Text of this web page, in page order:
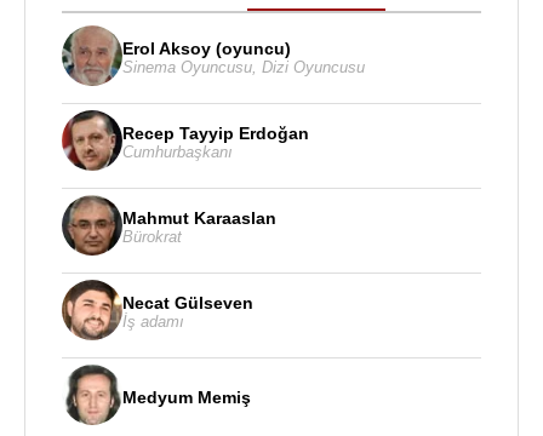
Erol Aksoy (oyuncu)
Sinema Oyuncusu, Dizi Oyuncusu
Recep Tayyip Erdoğan
Cumhurbaşkanı
Mahmut Karaaslan
Bürokrat
Necat Gülseven
İş adamı
Medyum Memiş